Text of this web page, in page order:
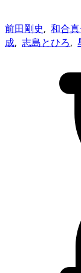
前田剛史, 和合
成, 志島とひろ,